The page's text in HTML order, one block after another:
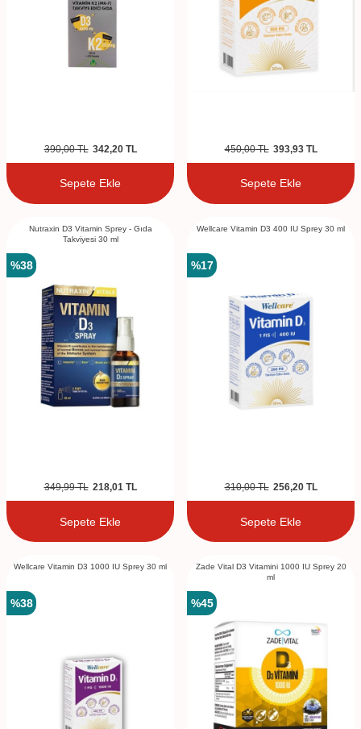
390,00TL 342,20TL
Sepete Ekle
450,00TL 393,93TL
Sepete Ekle
Nutraxin D3 Vitamin Sprey - Gıda
Takviyesi 30 ml
%38
349,99TL 218,01TL
Sepete Ekle
Wellcare Vitamin D3 400 IU Sprey 30 ml
%17
310,00TL 256,20TL
Sepete Ekle
Wellcare Vitamin D3 1000 IU Sprey 30 ml
%38
Zade Vital D3 Vitamini 1000 IU Sprey 20
ml
%45